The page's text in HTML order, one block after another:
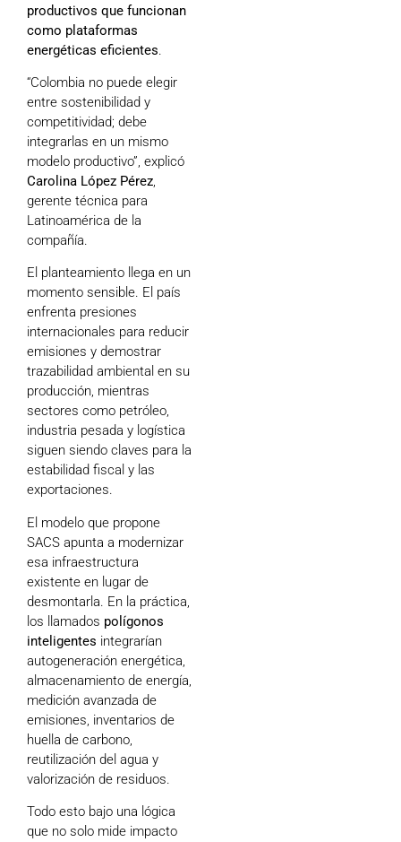
productivos que funcionan
como plataformas
energéticas eficientes.
“Colombia no puede elegir
entre sostenibilidad y
competitividad; debe
integrarlas en un mismo
modelo productivo”, explicó
Carolina López Pérez,
gerente técnica para
Latinoamérica de la
compañía.
El planteamiento llega en un
momento sensible. El país
enfrenta presiones
internacionales para reducir
emisiones y demostrar
trazabilidad ambiental en su
producción, mientras
sectores como petróleo,
industria pesada y logística
siguen siendo claves para la
estabilidad fiscal y las
exportaciones.
El modelo que propone
SACS apunta a modernizar
esa infraestructura
existente en lugar de
desmontarla. En la práctica,
los llamados polígonos
inteligentes integrarían
autogeneración energética,
almacenamiento de energía,
medición avanzada de
emisiones, inventarios de
huella de carbono,
reutilización del agua y
valorización de residuos.
Todo esto bajo una lógica
que no solo mide impacto